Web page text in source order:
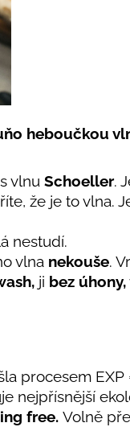
heboučkou
vlnu Schoeller.
že je to vlna.
nestudí.
vlna nekouše.
ji bez úhony,
procesem EXP
nejpřísnější
free. Volně